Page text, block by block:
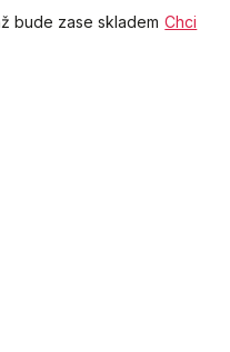
bude zase skladem Chci